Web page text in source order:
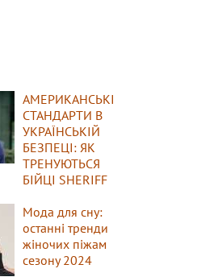
АМЕРИКАНСЬКІ
СТАНДАРТИ В
УКРАЇНСЬКІЙ
БЕЗПЕЦІ: ЯК
ТРЕНУЮТЬСЯ
БІЙЦІ SHERIFF
Мода для сну:
останні тренди
жіночих піжам
сезону 2024